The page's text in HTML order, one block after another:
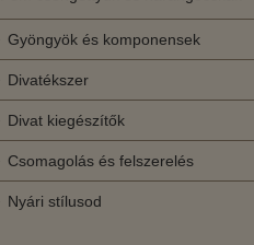
Gyöngyök és komponensek
Divatékszer
Divat kiegészítők
Csomagolás és felszerelés
Nyári stílusod